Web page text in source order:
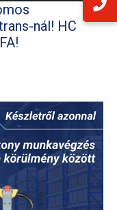
nál! HC